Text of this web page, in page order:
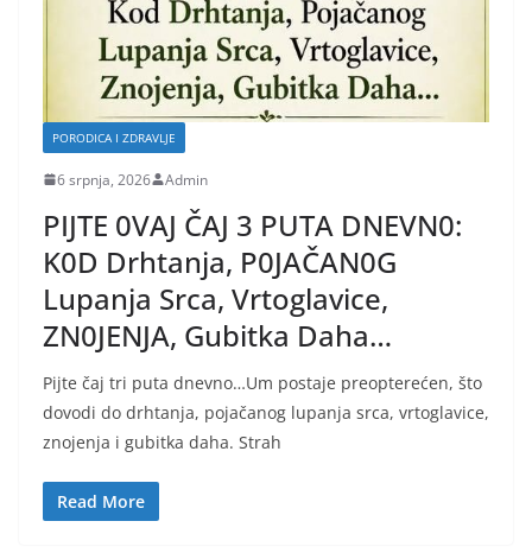
PORODICA I ZDRAVLJE
6 srpnja, 2026 Admin
PIJTE 0VAJ ČAJ 3 PUTA DNEVN0:
K0D Drhtanja, P0JAČAN0G
Lupanja Srca, Vrtoglavice,
ZN0JENJA, Gubitka Daha…
Pijte čaj tri puta dnevno…Um postaje preopterećen, što
dovodi do drhtanja, pojačanog lupanja srca, vrtoglavice,
znojenja i gubitka daha. Strah
Read More